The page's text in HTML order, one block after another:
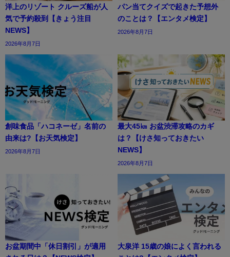
洋上のリゾート クルーズ船が人
気で予約殺到【きょう注目
NEWS】
2026年8月7日
パン当てクイズで起きた予想外
のことは？【エンタメ検定】
2026年8月7日
創味食品「ハコネーゼ」名前の
由来は?【お天気検定】
2026年8月7日
最大45㎞ お盆渋滞攻略のカギ
は？【けさ知っておきたい
NEWS】
2026年8月7日
お盆期間中「休日割引」が適用
大泉洋 15歳の娘によく言われる